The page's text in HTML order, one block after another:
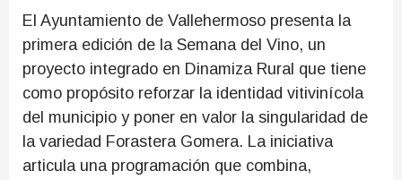
El Ayuntamiento de Vallehermoso presenta la
primera edición de la Semana del Vino, un
proyecto integrado en Dinamiza Rural que tiene
como propósito reforzar la identidad vitivinícola
del municipio y poner en valor la singularidad de
la variedad Forastera Gomera. La iniciativa
articula una programación que combina,